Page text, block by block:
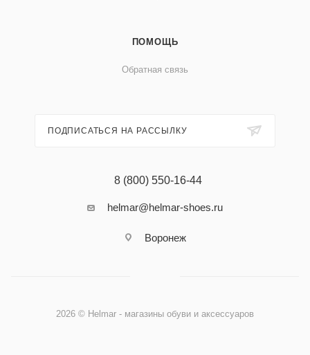
ПОМОЩЬ
Обратная связь
ПОДПИСАТЬСЯ НА РАССЫЛКУ
8 (800) 550-16-44
helmar@helmar-shoes.ru
Воронеж
2026 © Helmar - магазины обуви и аксессуаров